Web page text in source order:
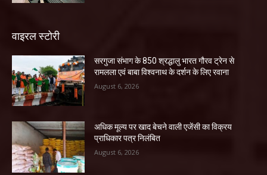
वाइरल स्टोरी
सरगुजा संभाग के 850 श्रद्धालु भारत गौरव ट्रेन से
रामलला एवं बाबा विश्वनाथ के दर्शन के लिए रवाना
August 6, 2026
अधिक मूल्य पर खाद बेचने वाली एजेंसी का विक्रय
प्राधिकार पत्र निलंबित
August 6, 2026